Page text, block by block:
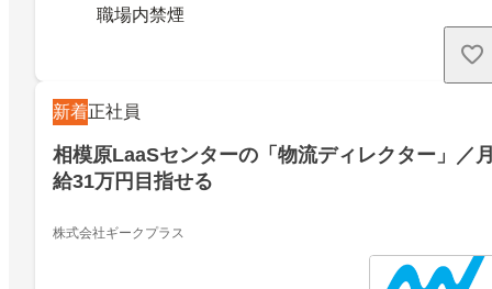
職場内禁煙
新着正社員
相模原LaaSセンターの「物流ディレクター」／
給31万円目指せる
株式会社ギークプラス